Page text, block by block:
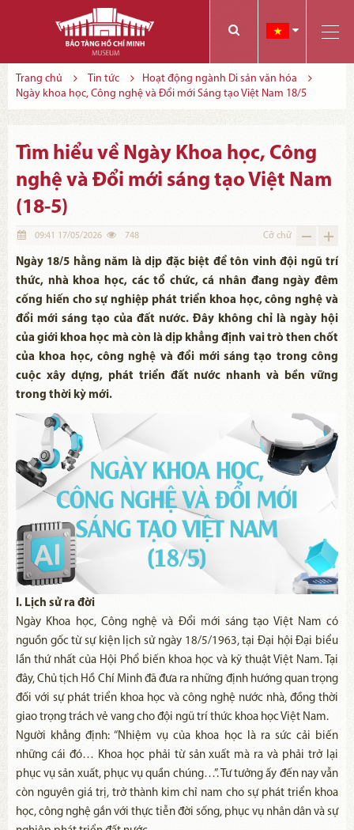
Trang chủ Tin tức
Hoạt động ngành Di sản văn hóa
Ngày khoa học, Công nghệ và Đổi mới Sáng tạo Việt Nam 18/5
Tìm hiểu về Ngày Khoa học, Công
nghệ và Đổi mới sáng tạo Việt Nam
(18-5)
09:41 17/05/2026 748 Cỡ chữ
Ngày 18/5 hằng năm là dịp đặc biệt để tôn vinh đội ngũ trí
thức, nhà khoa học, các tổ chức, cá nhân đang ngày đêm
cống hiến cho sự nghiệp phát triển khoa học, công nghệ và
đổi mới sáng tạo của đất nước. Đây không chỉ là ngày hội
của giới khoa học mà còn là dịp khẳng định vai trò then chốt
của khoa học, công nghệ và đổi mới sáng tạo trong công
cuộc xây dựng, phát triển đất nước nhanh và bền vững
trong thời kỳ mới.
I. Lịch sử ra đời
Ngày Khoa học, Công nghệ và Đổi mới sáng tạo Việt Nam có
nguồn gốc từ sự kiện lịch sử ngày 18/5/1963, tại Đại hội Đại biểu
lần thứ nhất của Hội Phổ biến khoa học và kỹ thuật Việt Nam. Tại
đây, Chủ tịch Hồ Chí Minh đã đưa ra những định hướng quan trọng
đối với sự phát triển khoa học và công nghệ nước nhà, đồng thời
giao trọng trách vẻ vang cho đội ngũ trí thức khoa học Việt Nam.
Người khẳng định: “Nhiệm vụ của khoa học là ra sức cải biến
những cái đó… Khoa học phải từ sản xuất mà ra và phải trở lại
phục vụ sản xuất, phục vụ quần chúng…”. Tư tưởng ấy đến nay vẫn
còn nguyên giá trị, trở thành kim chỉ nam cho sự phát triển khoa
học, công nghệ gắn với thực tiễn đời sống, phục vụ nhân dân và sự